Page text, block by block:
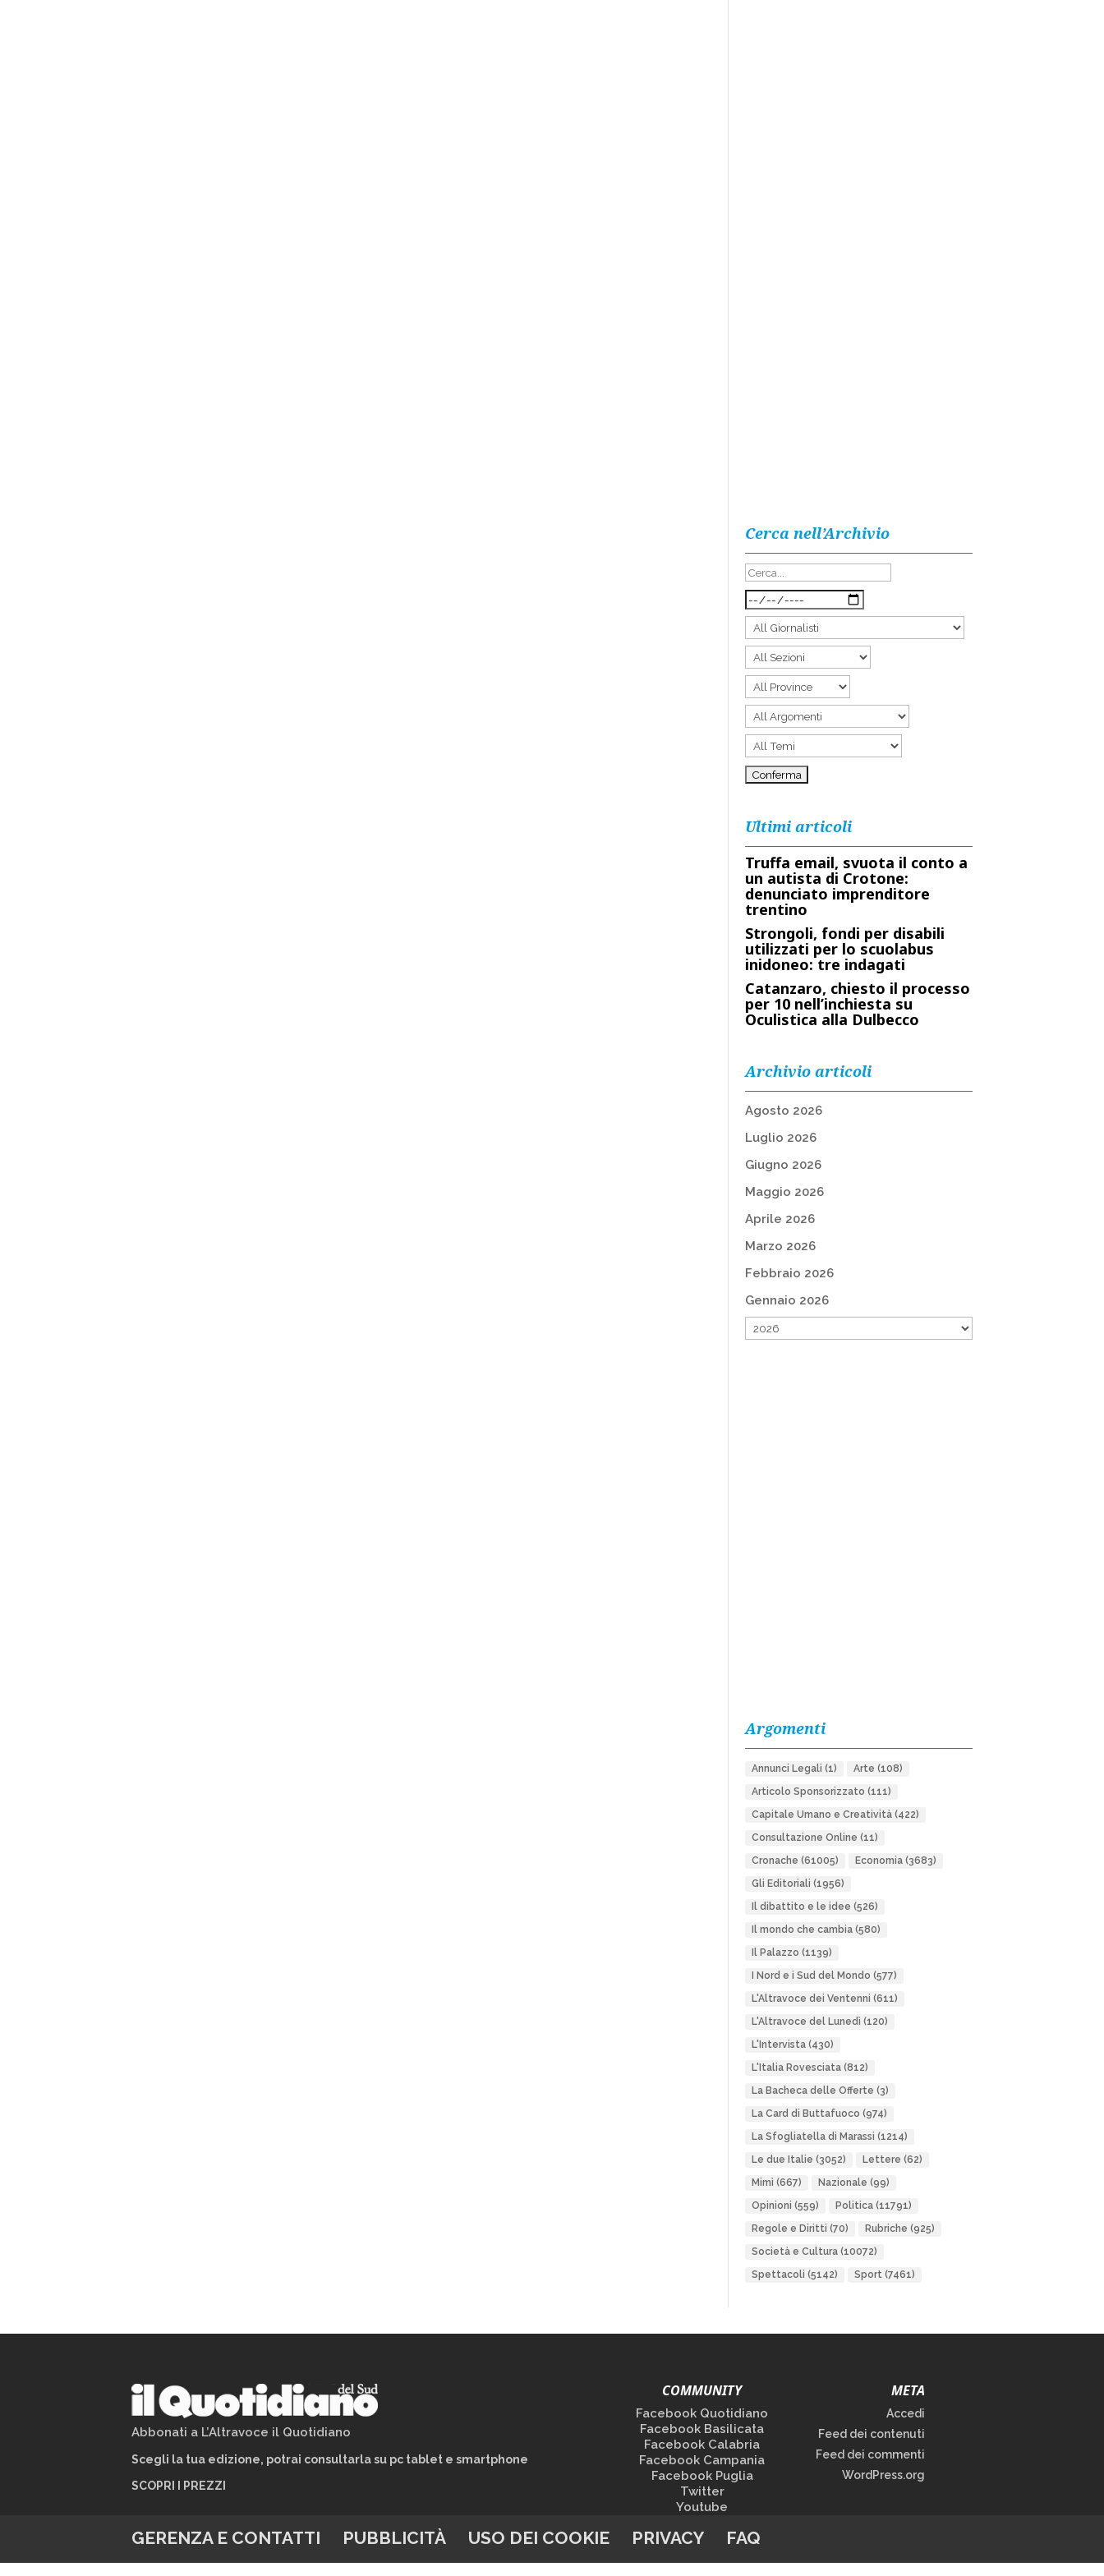
Cerca nell’Archivio
Ultimi articoli
Truffa email, svuota il conto a
un autista di Crotone:
denunciato imprenditore
trentino
Strongoli, fondi per disabili
utilizzati per lo scuolabus
inidoneo: tre indagati
Catanzaro, chiesto il processo
per 10 nell’inchiesta su
Oculistica alla Dulbecco
Archivio articoli
Agosto 2026
Luglio 2026
Giugno 2026
Maggio 2026
Aprile 2026
Marzo 2026
Febbraio 2026
Gennaio 2026
Argomenti
Annunci Legali (1) Arte (108)
Articolo Sponsorizzato (111)
Capitale Umano e Creatività(422)
Consultazione Online (11)
Cronache (61005) Economia(3683)
Gli Editoriali (1956)
Il dibattito e le idee (526)
Il mondo che cambia(580)
Il Palazzo (1139)
I Nord e i Sud del Mondo (577)
L'Altravoce dei Ventenni (611)
L'Altravoce del Lunedì (120)
L'Intervista(430)
L'Italia Rovesciata(812)
La Bacheca delle Offerte (3)
La Card di Buttafuoco (974)
La Sfogliatella di Marassi (1214)
Le due Italie (3052) Lettere (62)
Mimì (667) Nazionale (99)
Opinioni (559) Politica(11791)
Regole e Diritti (70) Rubriche (925)
Società e Cultura(10072)
Spettacoli (5142) Sport(7461)
Abbonati a L’Altravoce il Quotidiano
Scegli la tua edizione, potrai consultarla su pc tablet e smartphone
SCOPRI I PREZZI
COMMUNITY
Facebook Quotidiano
Facebook Basilicata
Facebook Calabria
Facebook Campania
Facebook Puglia
Twitter
Youtube
META
Accedi
Feed dei contenuti
Feed dei commenti
WordPress.org
GERENZA E CONTATTI PUBBLICITÀ USO DEI COOKIE PRIVACY FAQ